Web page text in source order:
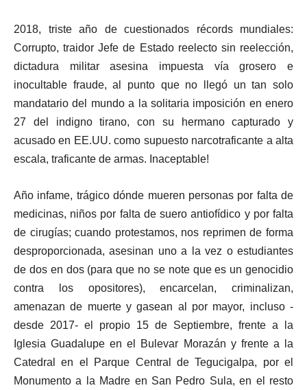
2018, triste año de cuestionados récords mundiales:
Corrupto, traidor Jefe de Estado reelecto sin reelección,
dictadura militar asesina impuesta vía grosero e
inocultable fraude, al punto que no llegó un tan solo
mandatario del mundo a la solitaria imposición en enero
27 del indigno tirano, con su hermano capturado y
acusado en EE.UU. como supuesto narcotraficante a alta
escala, traficante de armas. Inaceptable!
Año infame, trágico dónde mueren personas por falta de
medicinas, niños por falta de suero antiofídico y por falta
de cirugías; cuando protestamos, nos reprimen de forma
desproporcionada, asesinan uno a la vez o estudiantes
de dos en dos (para que no se note que es un genocidio
contra los opositores), encarcelan, criminalizan,
amenazan de muerte y gasean al por mayor, incluso -
desde 2017- el propio 15 de Septiembre, frente a la
Iglesia Guadalupe en el Bulevar Morazán y frente a la
Catedral en el Parque Central de Tegucigalpa, por el
Monumento a la Madre en San Pedro Sula, en el resto